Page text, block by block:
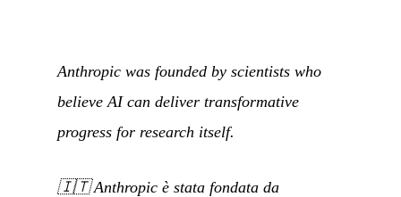
Anthropic was founded by scientists who
believe AI can deliver transformative
progress for research itself.
🇮🇹Anthropic è stata fondata da